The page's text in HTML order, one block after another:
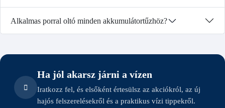
Alkalmas porral oltó minden akkumulátortűzhöz?
Ha jól akarsz járni a vízen
Iratkozz fel, és elsőként értesülsz az akciókról, az új
hajós felszerelésekről és a praktikus vízi tippekről.